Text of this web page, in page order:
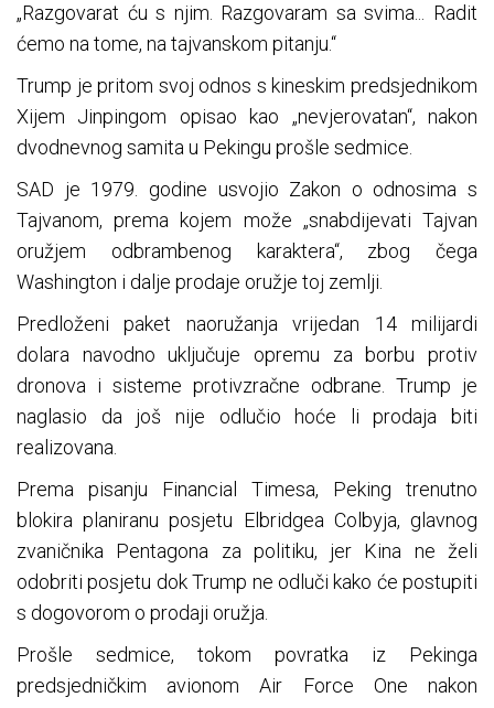
„Razgovarat ću s njim. Razgovaram sa svima... Radit
ćemo na tome, na tajvanskom pitanju.“
Trump je pritom svoj odnos s kineskim predsjednikom
Xijem Jinpingom opisao kao „nevjerovatan“, nakon
dvodnevnog samita u Pekingu prošle sedmice.
SAD je 1979. godine usvojio Zakon o odnosima s
Tajvanom, prema kojem može „snabdijevati Tajvan
oružjem odbrambenog karaktera“, zbog čega
Washington i dalje prodaje oružje toj zemlji.
Predloženi paket naoružanja vrijedan 14 milijardi
dolara navodno uključuje opremu za borbu protiv
dronova i sisteme protivzračne odbrane. Trump je
naglasio da još nije odlučio hoće li prodaja biti
realizovana.
Prema pisanju Financial Timesa, Peking trenutno
blokira planiranu posjetu Elbridgea Colbyja, glavnog
zvaničnika Pentagona za politiku, jer Kina ne želi
odobriti posjetu dok Trump ne odluči kako će postupiti
s dogovorom o prodaji oružja.
Prošle sedmice, tokom povratka iz Pekinga
predsjedničkim avionom Air Force One nakon